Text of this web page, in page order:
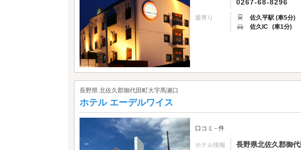
0267-68-8296
最寄り
佐久平駅 (車5分)
佐久IC (車1分)
長野県 北佐久郡御代田町大字馬瀬口
ホテル エーデルワイス
口コミ - 件
ホテル情報 長野県北佐久郡御